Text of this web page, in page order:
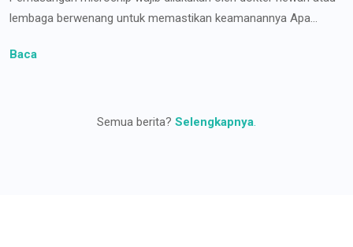
lembaga berwenang untuk memastikan keamanannya Apa...
Baca
Semua berita? Selengkapnya.